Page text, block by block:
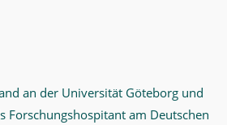
an der Universität Göteborg und
Forschungshospitant am Deutschen